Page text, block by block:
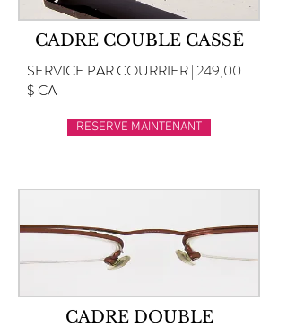
CADRE COUBLE CASSÉ
SERVICE PAR COURRIER | 249,00
$ CA
RESERVE MAINTENANT
CADRE DOUBLE